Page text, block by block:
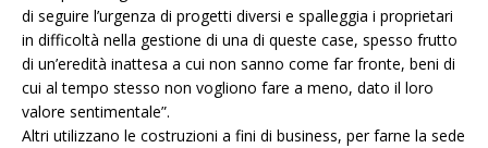
di seguire l’urgenza di progetti diversi e spalleggia i proprietari
in difficoltà nella gestione di una di queste case, spesso frutto
di un’eredità inattesa a cui non sanno come far fronte, beni di
cui al tempo stesso non vogliono fare a meno, dato il loro
valore sentimentale”.
Altri utilizzano le costruzioni a fini di business, per farne la sede